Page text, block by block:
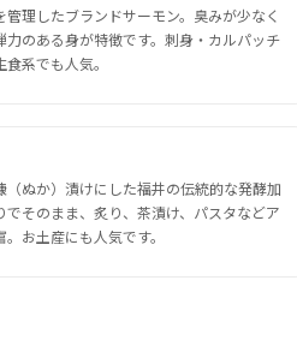
管理したブランドサーモン。臭みが少なく
力のある身が特徴です。刺身・カルパッチ
系でも人気。
（ぬか）漬けにした福井の伝統的な発酵加
でそのまま、炙り、茶漬け、パスタなどア
。お土産にも人気です。